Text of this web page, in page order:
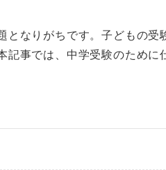
なりがちです。子どもの受
事では、中学受験のために